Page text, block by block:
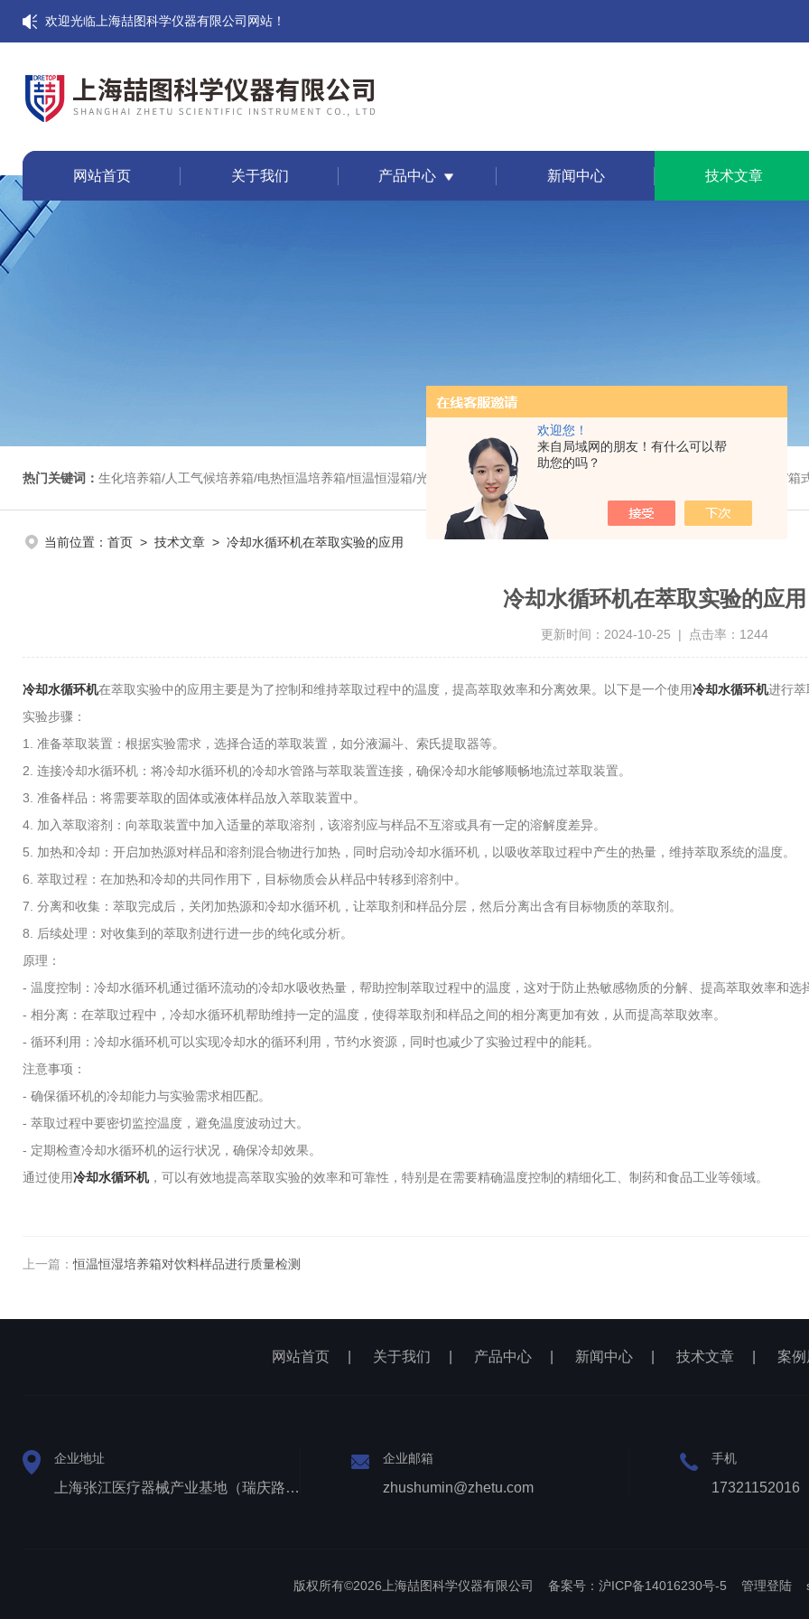
欢迎您！
来自局域网的朋友！有什么可以帮
助您的吗？
欢迎光临上海喆图科学仪器有限公司网站！
网站首页 关于我们 产品中心 新闻中心 技术文章
热门关键词： 生化培养箱/人工气候培养箱/电热恒温培养箱/恒温恒湿箱/光照培养箱/二氧化碳培养箱等/恒温干燥箱/真空干燥箱/高温烘箱等/箱式电阻炉/陶瓷纤维马弗炉/高温马弗炉/管式炉/气氛炉/试验箱/摇床/振荡器/水槽/
当前位置： 首页 > 技术文章 > 冷却水循环机在萃取实验的应用
冷却水循环机在萃取实验的应用
更新时间：2024-10-25 | 点击率：1244
冷却水循环机在萃取实验中的应用主要是为了控制和维持萃取过程中的温度，提高萃取效率和分离效果。以下是一个使用冷却水循环机进行萃
实验步骤：
1. 准备萃取装置：根据实验需求，选择合适的萃取装置，如分液漏斗、索氏提取器等。
2. 连接冷却水循环机：将冷却水循环机的冷却水管路与萃取装置连接，确保冷却水能够顺畅地流过萃取装置。
3. 准备样品：将需要萃取的固体或液体样品放入萃取装置中。
4. 加入萃取溶剂：向萃取装置中加入适量的萃取溶剂，该溶剂应与样品不互溶或具有一定的溶解度差异。
5. 加热和冷却：开启加热源对样品和溶剂混合物进行加热，同时启动冷却水循环机，以吸收萃取过程中产生的热量，维持萃取系统的温度。
6. 萃取过程：在加热和冷却的共同作用下，目标物质会从样品中转移到溶剂中。
7. 分离和收集：萃取完成后，关闭加热源和冷却水循环机，让萃取剂和样品分层，然后分离出含有目标物质的萃取剂。
8. 后续处理：对收集到的萃取剂进行进一步的纯化或分析。
原理：
- 温度控制：冷却水循环机通过循环流动的冷却水吸收热量，帮助控制萃取过程中的温度，这对于防止热敏感物质的分解、提高萃取效率和选
- 相分离：在萃取过程中，冷却水循环机帮助维持一定的温度，使得萃取剂和样品之间的相分离更加有效，从而提高萃取效率。
- 循环利用：冷却水循环机可以实现冷却水的循环利用，节约水资源，同时也减少了实验过程中的能耗。
注意事项：
- 确保循环机的冷却能力与实验需求相匹配。
- 萃取过程中要密切监控温度，避免温度波动过大。
- 定期检查冷却水循环机的运行状况，确保冷却效果。
通过使用冷却水循环机，可以有效地提高萃取实验的效率和可靠性，特别是在需要精确温度控制的精细化工、制药和食品工业等领域。
上一篇：恒温恒湿培养箱对饮料样品进行质量检测
网站首页 关于我们 产品中心 新闻中心 技术文章 案
企业地址
上海张江医疗器械产业基地（瑞庆路528号）
企业邮箱
zhushumin@zhetu.com
手机
17321152016
版权所有©2026上海喆图科学仪器有限公司 备案号：沪ICP备14016230号-5 管理登陆